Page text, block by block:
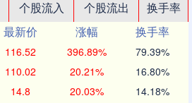
个股流入 个股流出
换手率
最新价 涨幅
换手率
116.52 396.89% 79.39%
110.02 20.21% 16.80%
14.8 20.03% 14.18%